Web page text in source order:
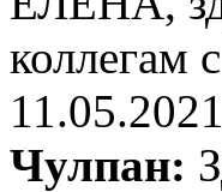
коллегам
Чулпан: